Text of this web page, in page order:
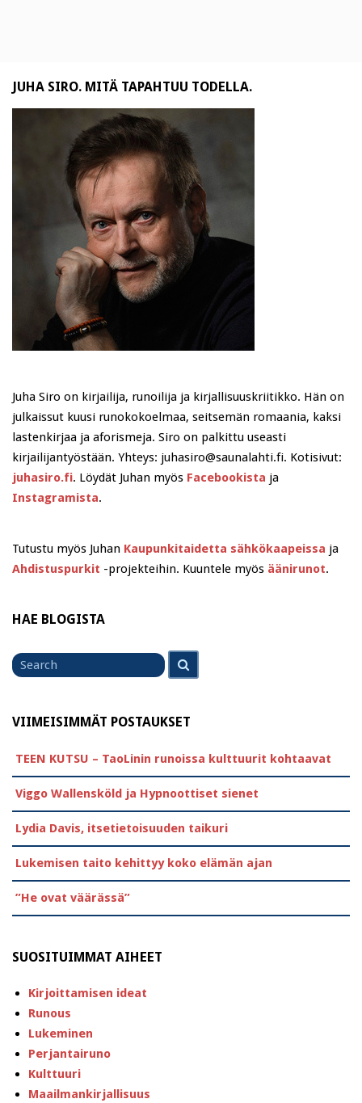
JUHA SIRO. MITÄ TAPAHTUU TODELLA.
Juha Siro on kirjailija, runoilija ja kirjallisuuskriitikko. Hän on
julkaissut kuusi runokokoelmaa, seitsemän romaania, kaksi
lastenkirjaa ja aforismeja. Siro on palkittu useasti
kirjailijantyöstään. Yhteys: juhasiro@saunalahti.fi. Kotisivut:
juhasiro.fi. Löydät Juhan myös Facebookista ja
Instagramista.
Tutustu myös Juhan Kaupunkitaidetta sähkökaapeissa ja
Ahdistuspurkit -projekteihin. Kuuntele myös äänirunot.
HAE BLOGISTA
Search
for
VIIMEISIMMÄT POSTAUKSET
TEEN KUTSU – TaoLinin runoissa kulttuurit kohtaavat
Viggo Wallensköld ja Hypnoottiset sienet
Lydia Davis, itsetietoisuuden taikuri
Lukemisen taito kehittyy koko elämän ajan
”He ovat väärässä”
SUOSITUIMMAT AIHEET
Kirjoittamisen ideat
Runous
Lukeminen
Perjantairuno
Kulttuuri
Maailmankirjallisuus